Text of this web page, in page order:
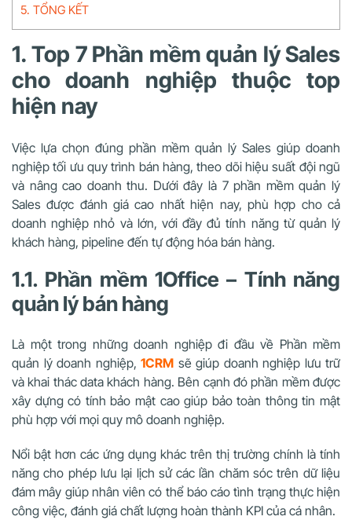
5. TỔNG KẾT
1. Top 7 Phần mềm quản lý Sales
cho doanh nghiệp thuộc top
hiện nay
Việc lựa chọn đúng phần mềm quản lý Sales giúp doanh
nghiệp tối ưu quy trình bán hàng, theo dõi hiệu suất đội ngũ
và nâng cao doanh thu. Dưới đây là 7 phần mềm quản lý
Sales được đánh giá cao nhất hiện nay, phù hợp cho cả
doanh nghiệp nhỏ và lớn, với đầy đủ tính năng từ quản lý
khách hàng, pipeline đến tự động hóa bán hàng.
1.1. Phần mềm 1Office – Tính năng
quản lý bán hàng
Là một trong những doanh nghiệp đi đầu về Phần mềm
quản lý doanh nghiệp, 1CRM sẽ giúp doanh nghiệp lưu trữ
và khai thác data khách hàng. Bên cạnh đó phần mềm được
xây dựng có tính bảo mật cao giúp bảo toàn thông tin mật
phù hợp với mọi quy mô doanh nghiệp.
Nổi bật hơn các ứng dụng khác trên thị trường chính là tính
năng cho phép lưu lại lịch sử các lần chăm sóc trên dữ liệu
đám mây giúp nhân viên có thể báo cáo tình trạng thực hiện
công việc, đánh giá chất lượng hoàn thành KPI của cá nhân.